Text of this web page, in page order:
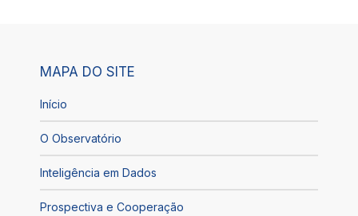
MAPA DO SITE
Início
O Observatório
Inteligência em Dados
Prospectiva e Cooperação